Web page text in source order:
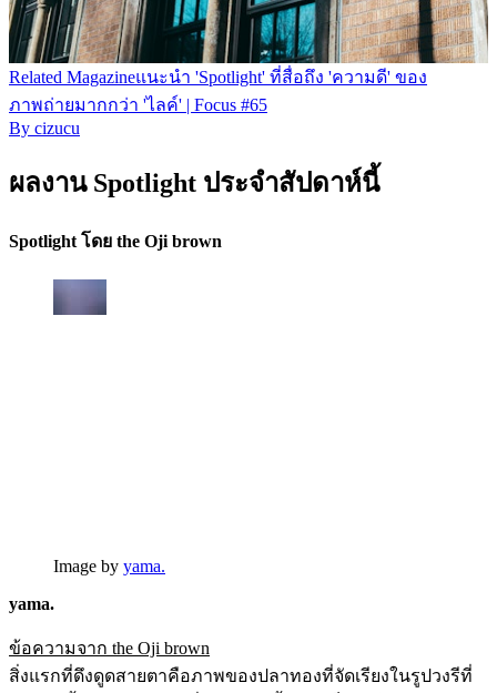
Related Magazineแนะนำ 'Spotlight' ที่สื่อถึง 'ความดี' ของ
ภาพถ่ายมากกว่า 'ไลค์' | Focus #65
By cizucu
ผลงาน Spotlight ประจำสัปดาห์นี้
Spotlight โดย the Oji brown
Image by yama.
yama.
ข้อความจาก the Oji brown
สิ่งแรกที่ดึงดูดสายตาคือภาพของปลาทองที่จัดเรียงในรูปวงรีที่